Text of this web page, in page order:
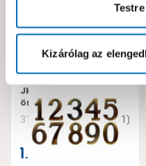
Kizárólag az
JKH ajtószám antik 5
öntapadós sb
319230 5 ( 1)
1.599 Ft